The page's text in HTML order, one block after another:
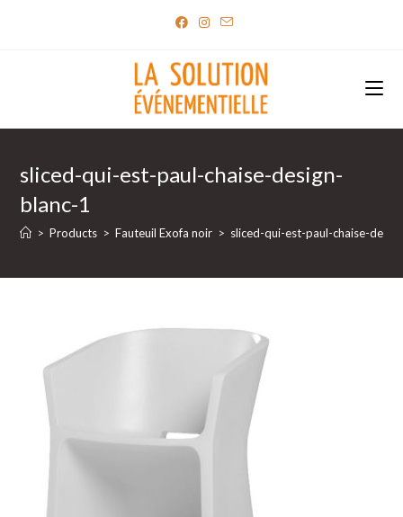
sliced-qui-est-paul-chaise-design-
blanc-1
> Products > Fauteuil Exofa noir > sliced-qui-est-paul-chaise-